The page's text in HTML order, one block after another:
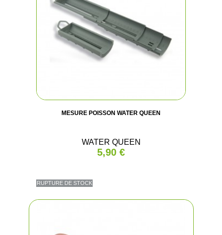
MESURE POISSON WATER QUEEN
WATER QUEEN
5,90 €
RUPTURE DE STOCK